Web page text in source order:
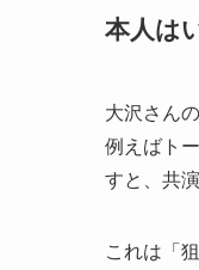
本人は
大沢さん
例えばト
すと、共
これは「